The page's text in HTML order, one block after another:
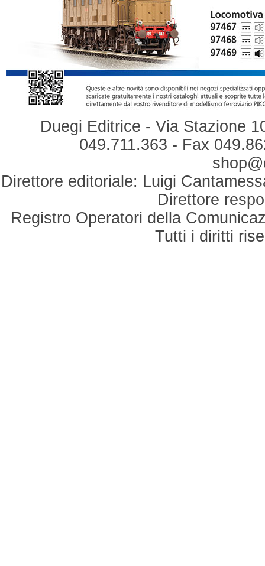
Duegi Editrice - Via Stazione
049.711.363 - Fax
Direttore editoriale: Luigi
Direttore
Registro Operatori della
Tutti i diritti